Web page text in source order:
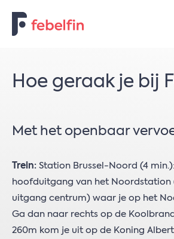
NL FR
Hoe geraak je bij
Met het openbaar
Trein: Station Brussel-Noord (4
hoofduitgang van het Noordstation
uitgang centrum) waar je op het
Ga dan naar rechts op de
260m kom je uit op de Koning